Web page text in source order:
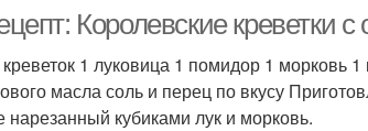
Королевские креветки
1 луковица 1 помидор 1 морковь
масла соль и перец по вкусу
кубиками лук и морковь.